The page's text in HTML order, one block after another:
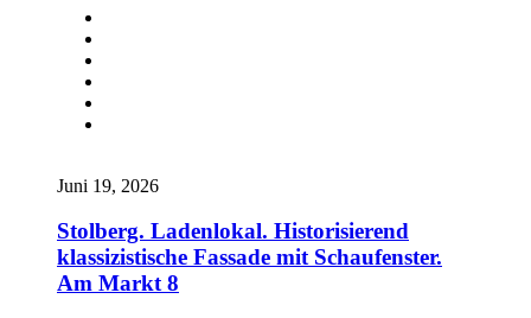
Juni 19, 2026
Stolberg. Ladenlokal. Historisierend
klassizistische Fassade mit Schaufenster.
Am Markt 8